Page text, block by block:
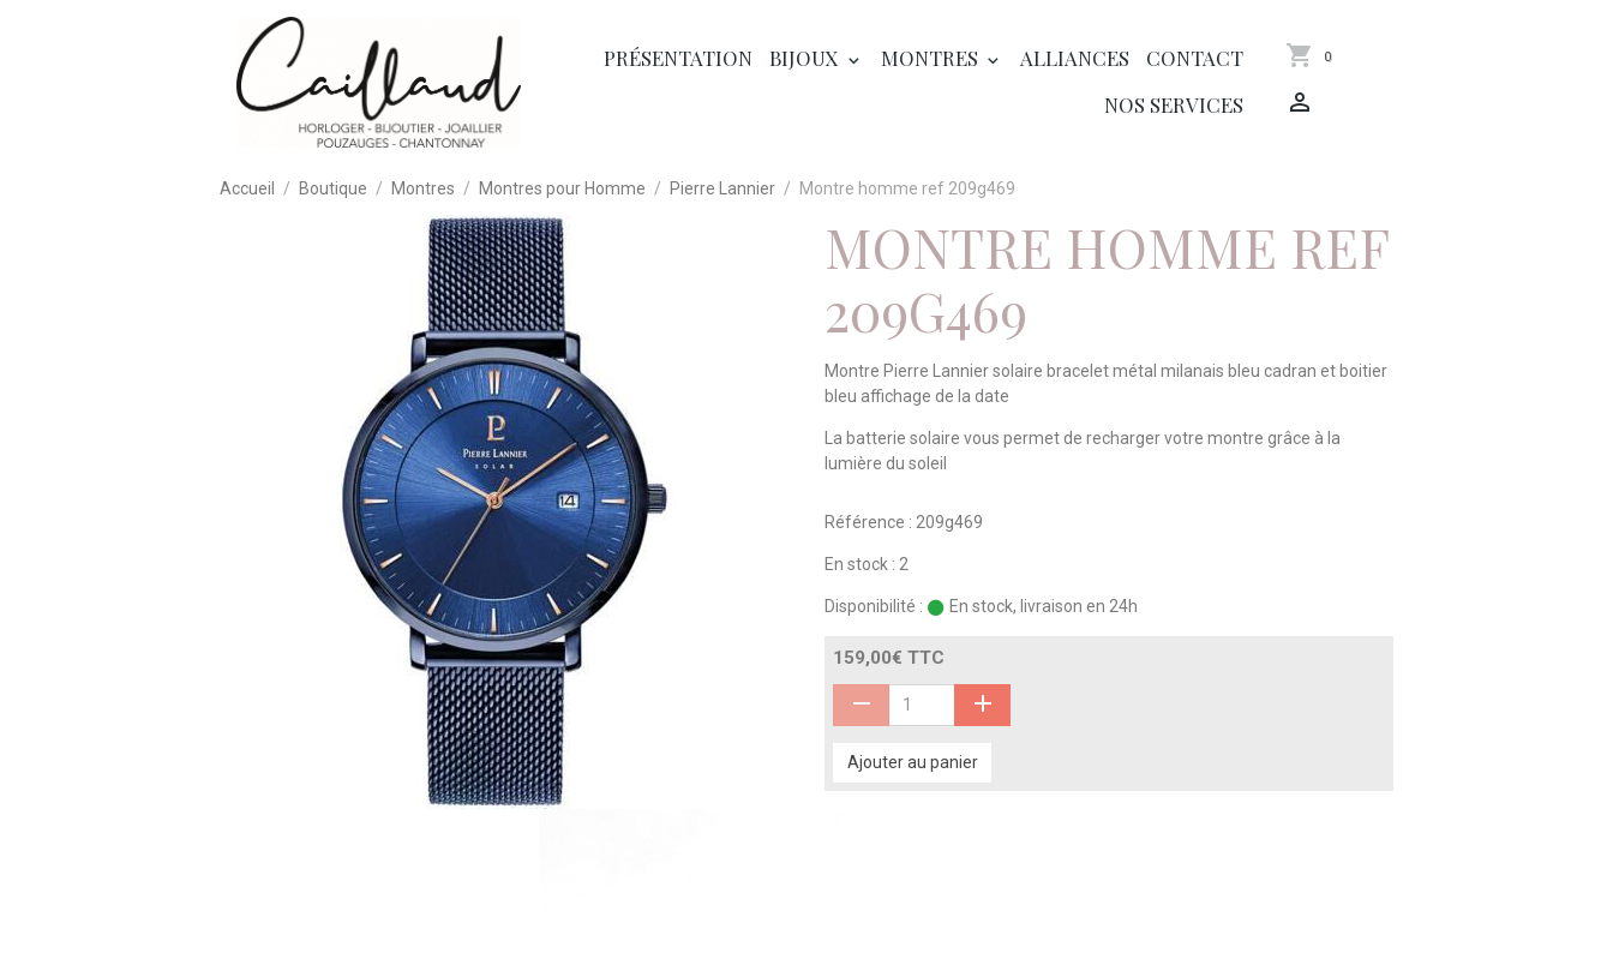
PRÉSENTATION BIJOUX MONTRES ALLIANCES
CONTACT
NOS SERVICES
0
Accueil Boutique Montres Montres pour Homme Pierre Lannier Montre homme ref 209g469
MONTRE HOMME REF
209G469
Montre Pierre Lannier solaire bracelet métal milanais bleu cadran et boitier
bleu affichage de la date
La batterie solaire vous permet de recharger votre montre grâce à la
lumière du soleil
Référence : 209g469
En stock : 2
Disponibilité : En stock, livraison en 24h
159,00€ TTC
Ajouter au panier